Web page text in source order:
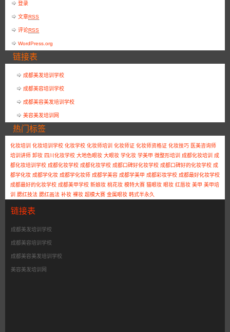
登录
文章RSS
评论RSS
WordPress.org
链接表
成都美发培训学校
成都美容培训学校
成都美容美发培训学校
美容美发培训网
热门标签
化妆培训 化妆培训学校 化妆学校 化妆师培训 化妆师证 化妆师资格证 化妆技巧 医美咨询师
培训讲师 卸妆 四川化妆学校 大地色眼妆 大眼妆 学化妆 学美甲 微整形培训 成都化妆培训
成
都化妆培训学校 成都化妆学校 成都化妆学校 成都口碑好化妆学校 成都口碑好的化妆学校 成
都学化妆 成都学化妆 成都学化妆师 成都学美容 成都学美甲 成都彩妆学校 成都最好化妆学校
成都最好的化妆学校 成都美甲学校 新娘妆 桃花妆 模特大赛 猫眼妆 眼妆 红唇妆 美甲 美甲培
训
腮红技法 腮红画法 补妆 裸妆 超模大赛 金属眼妆 韩式半永久
链接表
成都美发培训学校
成都美容培训学校
成都美容美发培训学校
美容美发培训网